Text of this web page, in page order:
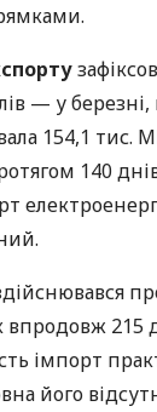
— у
154,1 тис.
140
впродовж 215
імпорт
його